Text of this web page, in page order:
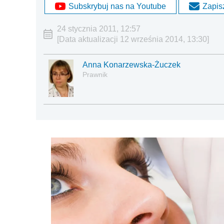
Subskrybuj nas na Youtube
24 stycznia 2011, 12:57
[Data aktualizacji 12 września 2014, 13:30]
Anna Konarzewska-Żuczek
Prawnik